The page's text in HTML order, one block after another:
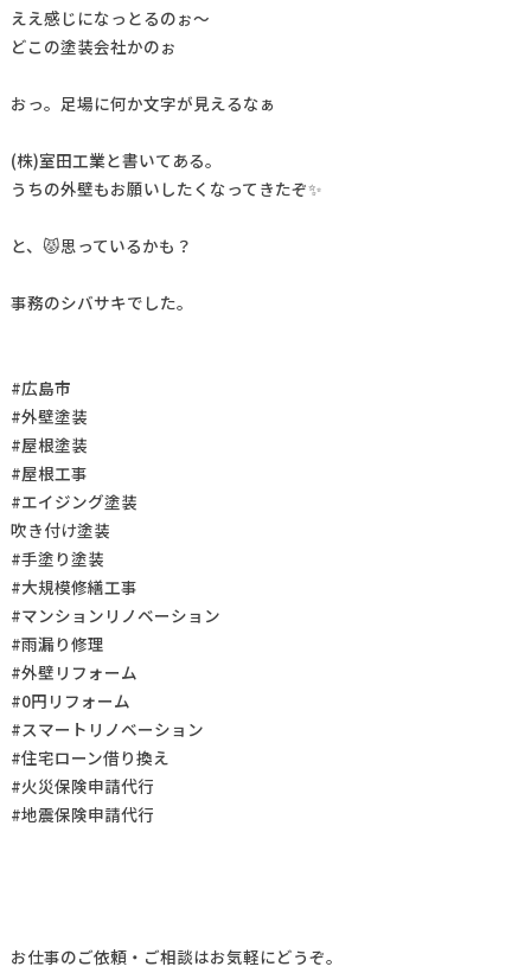
ええ感じになっとるのぉ～
どこの塗装会社かのぉ
おっ。足場に何か文字が見えるなぁ
(株)室田工業と書いてある。
うちの外壁もお願いしたくなってきたぞ✨
と、😾思っているかも？
事務のシバサキでした。
#広島市
#外壁塗装
#屋根塗装
#屋根工事
#エイジング塗装
吹き付け塗装
#手塗り塗装
#大規模修繕工事
#マンションリノベーション
#雨漏り修理
#外壁リフォーム
#0円リフォーム
#スマートリノベーション
#住宅ローン借り換え
#火災保険申請代行
#地震保険申請代行
お仕事のご依頼・ご相談はお気軽にどうぞ。